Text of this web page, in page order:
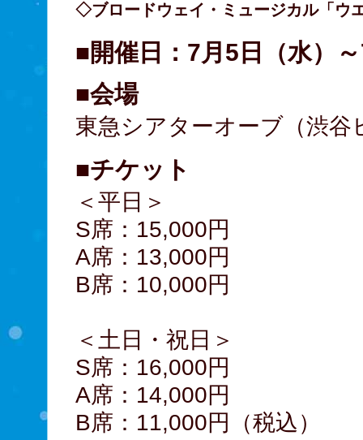
◇ブロードウェイ・ミュージカル「ウ
■開催日：7月5日（水）
■会場
東急シアターオーブ（渋谷
■チケット
＜平日＞
S席：15,000円
A席：13,000円
B席：10,000円
＜土日・祝日＞
S席：16,000円
A席：14,000円
B席：11,000円（税込）